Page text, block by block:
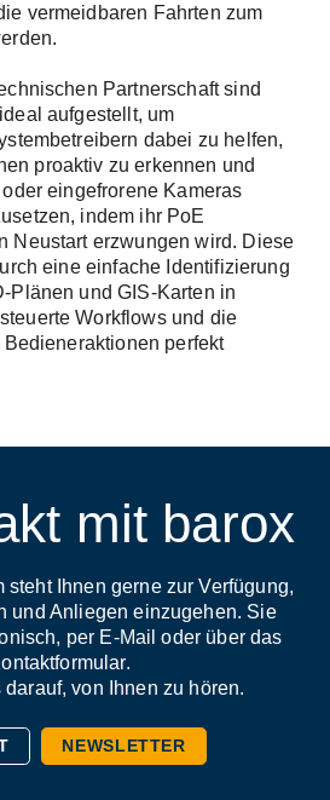
vermeidbaren Fahrten zum
Partnerschaft sind
aufgestellt, um
dabei zu helfen,
proaktiv zu erkennen und
eingefrorene Kameras
indem ihr PoE
Neustart erzwungen wird. Diese
eine einfache Identifizierung
Plänen und GIS-Karten in
Workflows und die
perfekt
mit barox
steht Ihnen gerne zur Verfügung,
und Anliegen einzugehen. Sie
per E-Mail oder über das
von Ihnen zu hören.
NEWSLETTER